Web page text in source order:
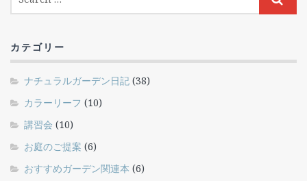
カテゴリー
ナチュラルガーデン日記 (38)
カラーリーフ (10)
講習会 (10)
お庭のご提案 (6)
おすすめガーデン関連本 (6)